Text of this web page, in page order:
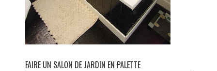
FAIRE UN SALON DE JARDIN EN PALETTE